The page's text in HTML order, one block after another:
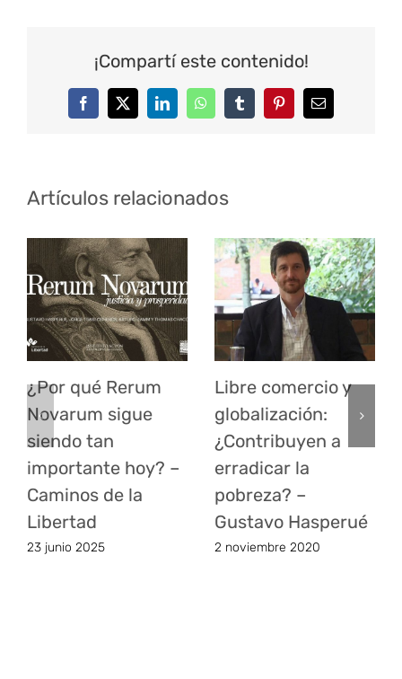
¡Compartí este contenido!
FacebookTwitterLinkedInWhatsAppTumblrPinterestCorreo
electrónico
Artículos relacionados
¿Por qué Rerum
Novarum sigue
siendo tan
importante hoy? –
Caminos de la
Libertad
23 junio 2025
Libre comercio y
globalización:
¿Contribuyen a
erradicar la
pobreza? –
Gustavo Hasperué
2 noviembre 2020